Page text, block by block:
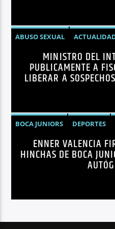
ABUSO SEXUAL
JOHN REIMBERG
MINISTRO
SEGURIDAD
MINISTRO DEL
PUBLICAMENTE A
LIBERAR A
BOCA JUNIORS DEPORTES
NOTICIASENNER VALENCIA
HINCHAS DE BOCA